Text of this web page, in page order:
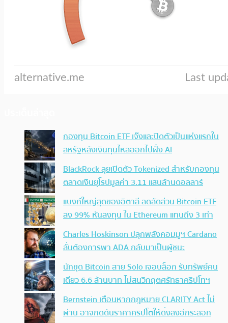
กองทุน Bitcoin ETF เจ๊งและปิดตัวเป็นแห่งแรกใน
สหรัฐหลังเงินทุนไหลออกไปฝั่ง AI
BlackRock ลุยเปิดตัว Tokenized สำหรับกองทุน
ตลาดเงินยุโรปมูลค่า 3.11 แสนล้านดอลลาร์
แบงก์ใหญ่สุดของอิตาลี ลดสัดส่วน Bitcoin ETF
ลง 99% หันลงทุน ใน Ethereum แทนถึง 3 เท่า
Charles Hoskinson ปลุกพลังคอมมูฯ Cardano
ลั่นต้องการพา ADA กลับมาเป็นผู้ชนะ
นักขุด Bitcoin สาย Solo เจอบล็อก รับทรัพย์คน
เดียว 6.6 ล้านบาท ไม่สนวิกฤตศรัทธาคริปโทฯ
Bernstein เตือนหากกฎหมาย CLARITY Act ไม่
ผ่าน อาจกดดันราคาคริปโตให้ดิ่งลงอีกระลอก